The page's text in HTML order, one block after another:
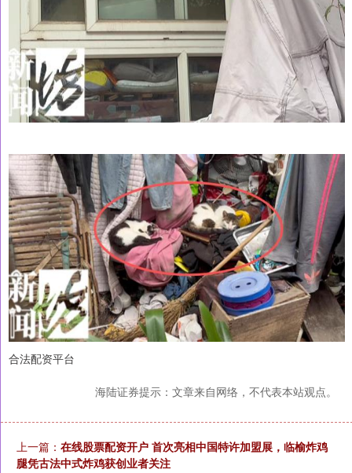
合法配资平台
海陆证券提示：文章来自网络，不代表本站观点。
上一篇： 在线股票配资开户 首次亮相中国特许加盟展，临榆炸鸡
腿凭古法中式炸鸡获创业者关注